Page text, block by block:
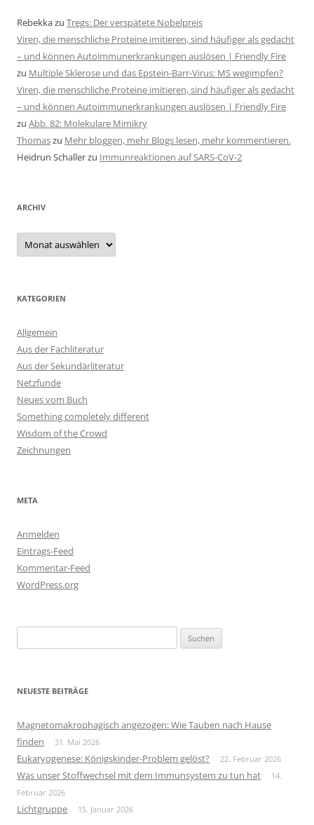
Rebekkazu Tregs: Der verspätete Nobelpreis
Viren, die menschliche Proteine imitieren, sind häufiger als gedacht
– und können Autoimmunerkrankungen auslösen | Friendly Fire
zu Multiple Sklerose und das Epstein-Barr-Virus: MS wegimpfen?
Viren, die menschliche Proteine imitieren, sind häufiger als gedacht
– und können Autoimmunerkrankungen auslösen | Friendly Fire
zu Abb. 82: Molekulare Mimikry
Thomaszu Mehr bloggen, mehr Blogs lesen, mehr kommentieren.
Heidrun Schallerzu Immunreaktionen auf SARS-CoV-2
ARCHIV
Archiv
KATEGORIEN
Allgemein
Aus der Fachliteratur
Aus der Sekundärliteratur
Netzfunde
Neues vom Buch
Something completely different
Wisdom of the Crowd
Zeichnungen
META
Anmelden
Eintrags-Feed
Kommentar-Feed
WordPress.org
nach:
NEUESTE BEITRÄGE
Magnetomakrophagisch angezogen: Wie Tauben nach Hause
finden
31. Mai 2026
Eukaryogenese: Königskinder-Problem gelöst? 22. Februar 2026
Was unser Stoffwechsel mit dem Immunsystem zu tun hat
14.
Februar 2026
Lichtgruppe 15. Januar 2026